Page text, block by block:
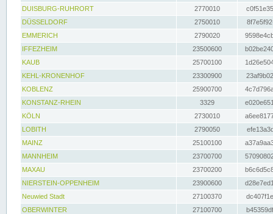
DUISBURG-RUHRORT
2770010
DÜSSELDORF
2750010
EMMERICH
2790020
IFFEZHEIM
23500600
KAUB
25700100
KEHL-KRONENHOF
23300900
KOBLENZ
25900700
KONSTANZ-RHEIN
3329
KÖLN
2730010
LOBITH
2790050
MAINZ
25100100
MANNHEIM
23700700
MAXAU
23700200
NIERSTEIN-OPPENHEIM
23900600
Neuwied Stadt
27100370
OBERWINTER
27100700